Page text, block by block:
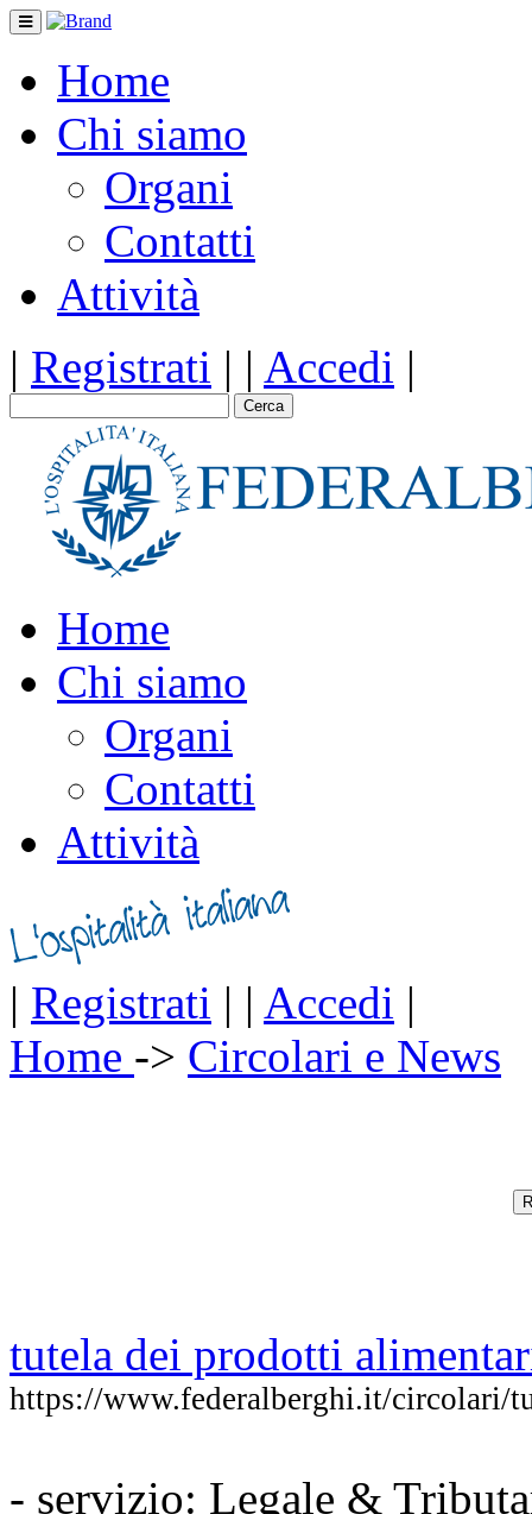
Home
Chi siamo
Organi
Contatti
Attività
| Registrati | | Accedi |
Home
Chi siamo
Organi
Contatti
Attività
| Registrati | | Accedi |
Home -> Circolari e News
tutela dei prodotti
https://www.federalberghi.it/circolari/
- servizio: Legale &